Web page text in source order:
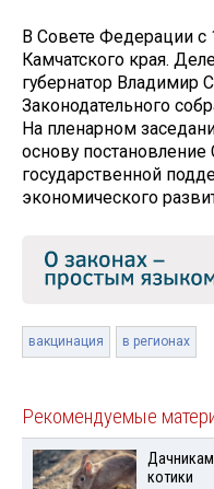
В Совете Федерации с
Камчатского края.
губернатор Владимир
Законодательного
На пленарном
основу
государственной
экономического
вакцинация в регионах
Рекомендуемые
Дачникам
котики